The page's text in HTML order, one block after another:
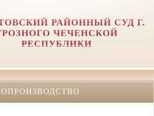
РАЙОННЫЙ СУД Г.
ЧЕЧЕНСКОЙ
РЕСПУБЛИКИ